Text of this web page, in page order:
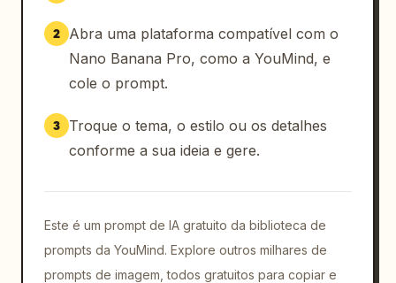
2
Abra uma plataforma compatível com o
Nano Banana Pro, como a YouMind, e
cole o prompt.
3
Troque o tema, o estilo ou os detalhes
conforme a sua ideia e gere.
Este é um prompt de IA gratuito da biblioteca de
prompts da YouMind. Explore outros milhares de
prompts de imagem, todos gratuitos para copiar e